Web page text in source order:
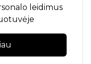
leidimus